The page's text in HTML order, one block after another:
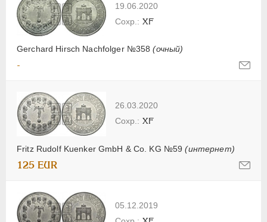
19.06.2020
Gerchard Hirsch Nachfolger №358(очный)
XF
-
26.03.2020
Fritz Rudolf Kuenker GmbH & Co. KG №59(интернет)
XF
125 EUR
05.12.2019